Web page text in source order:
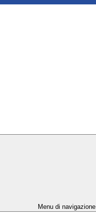
Menu di navigazione